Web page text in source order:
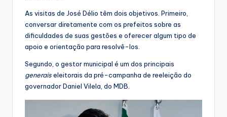
As visitas de José Délio têm dois objetivos. Primeiro,
conversar diretamente com os prefeitos sobre as
dificuldades de suas gestões e oferecer algum tipo de
apoio e orientação para resolvê-los.
Segundo, o gestor municipal é um dos principais
generaiseleitorais da pré-campanha de reeleição do
governador Daniel Vilela, do MDB.